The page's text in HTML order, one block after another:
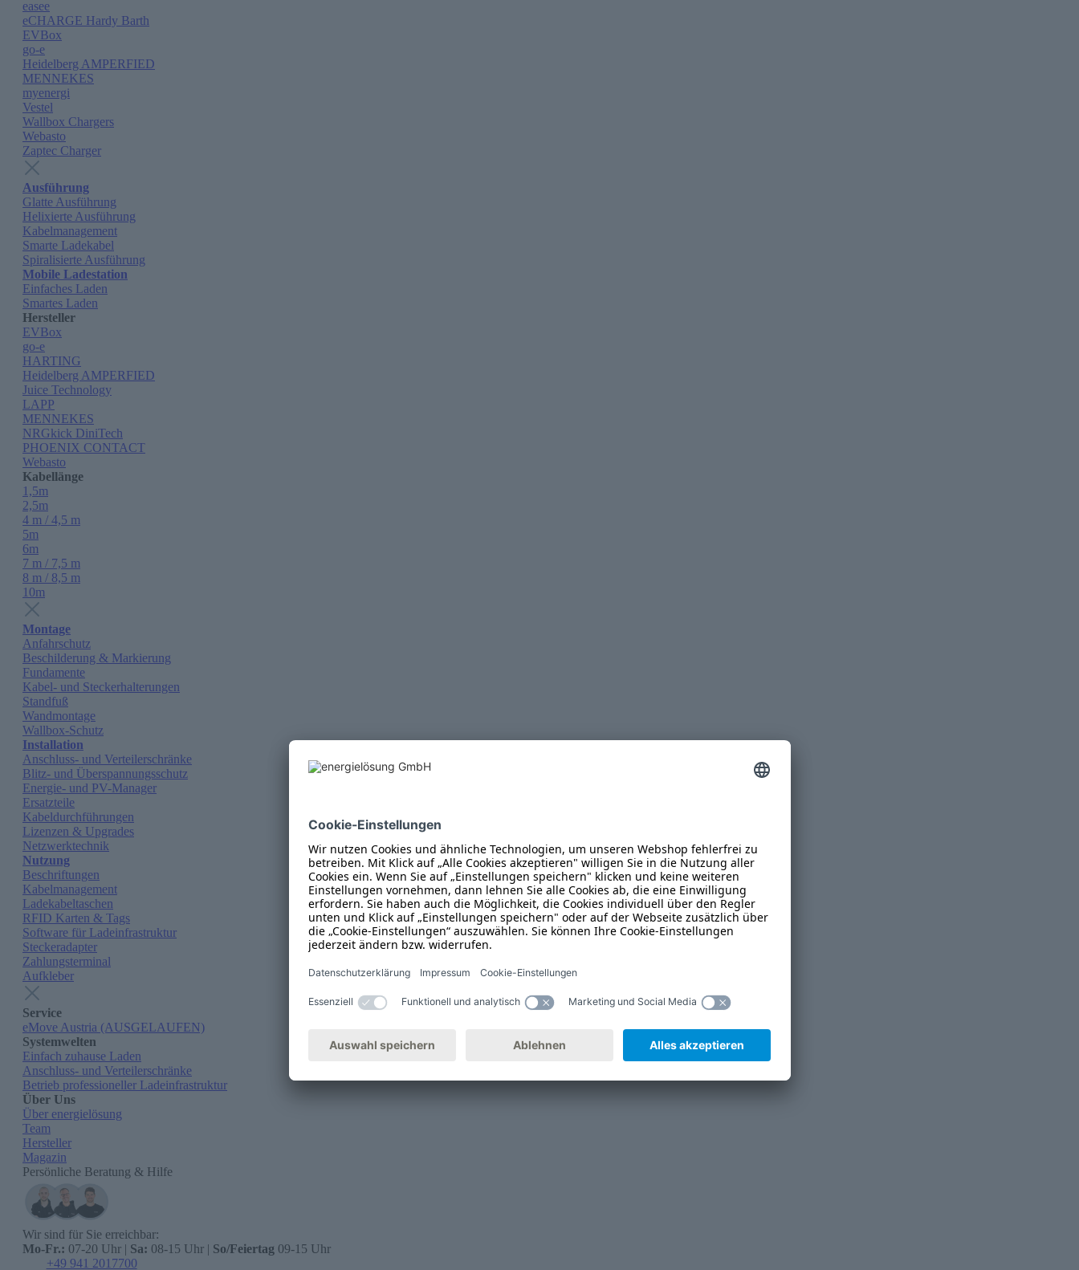
easee
eCHARGE Hardy Barth
EVBox
go-e
Heidelberg AMPERFIED
MENNEKES
myenergi
Vestel
Wallbox Chargers
Webasto
Zaptec Charger
Ausführung
Glatte Ausführung
Helixierte Ausführung
Kabelmanagement
Smarte Ladekabel
Spiralisierte Ausführung
Mobile Ladestation
Einfaches Laden
Smartes Laden
Hersteller
EVBox
go-e
HARTING
Heidelberg AMPERFIED
Juice Technology
LAPP
MENNEKES
NRGkick DiniTech
PHOENIX CONTACT
Webasto
Kabellänge
1,5m
2,5m
4 m / 4,5 m
5m
6m
7 m / 7,5 m
8 m / 8,5 m
10m
Montage
Anfahrschutz
Beschilderung & Markierung
Fundamente
Kabel- und Steckerhalterungen
Standfuß
Wandmontage
Wallbox-Schutz
Installation
Anschluss- und Verteilerschränke
Blitz- und Überspannungsschutz
Energie- und PV-Manager
Ersatzteile
Kabeldurchführungen
Lizenzen & Upgrades
Netzwerktechnik
Nutzung
Beschriftungen
Kabelmanagement
Ladekabeltaschen
RFID Karten & Tags
Software für Ladeinfrastruktur
Steckeradapter
Zahlungsterminal
Aufkleber
Service
eMove Austria (AUSGELAUFEN)
Systemwelten
Einfach zuhause Laden
Anschluss- und Verteilerschränke
Betrieb professioneller Ladeinfrastruktur
Über Uns
Über energielösung
Team
Hersteller
Magazin
Persönliche Beratung & Hilfe
Wir sind für Sie erreichbar:
Mo-Fr.: 07-20 Uhr | Sa: 08-15 Uhr | So/Feiertag 09-15 Uhr
+49 941 2017700